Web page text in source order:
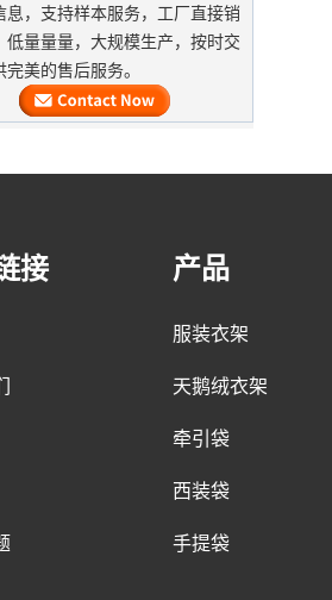
天然帆布服装棉花袋工厂供应
织手提袋运输包装中国批发袋
木制衣架即将完成。它是木制西
肩膀上，带有不态的天鹅绒，
服装袋的运输
期
期。工厂正在急忙生产度假后
的客户订购了大量的粉红色棉
息，支持样本服务，工厂直接销
低量量量，大规模生产，按时交
完美的售后服务。
接 产品
服装衣架
天鹅绒衣架
牵引袋
西装袋
手提袋